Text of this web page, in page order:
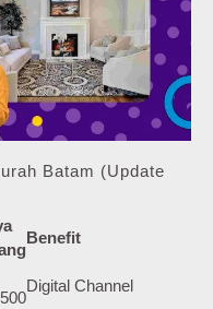
Batam (Update
Benefit
Digital Channel